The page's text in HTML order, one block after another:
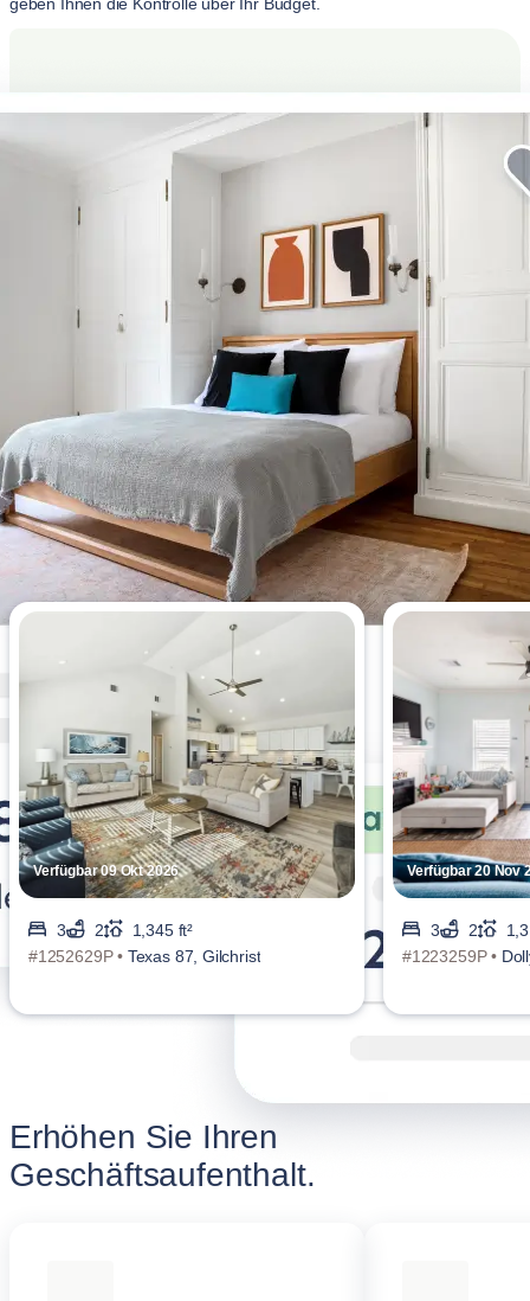
Die meistgesehenen 3-
Schlafzimmer-Wohnungen dieser
Woche.
Verfügbar 09 Okt 2026
3 2
1,345 ft²
#1252629P • Texas 87, Gilchrist
Verfügbar 20 Nov
3 2
#1223259P •
Erhöhen Sie Ihren
Geschäftsaufenthalt.